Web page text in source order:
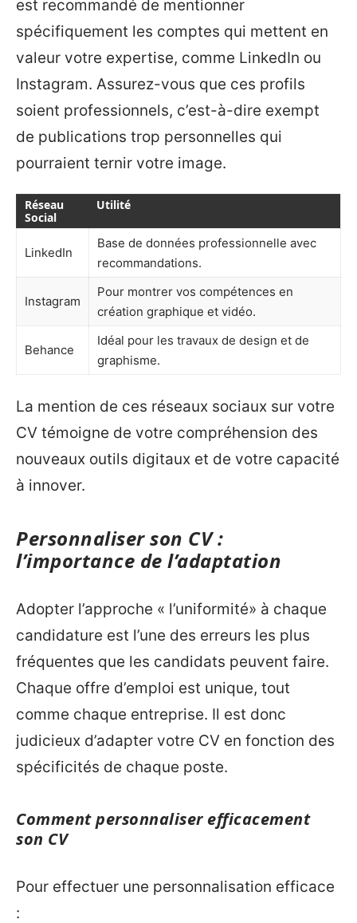
est recommandé de mentionner
spécifiquement les comptes qui mettent en
valeur votre expertise, comme LinkedIn ou
Instagram. Assurez-vous que ces profils
soient professionnels, c’est-à-dire exempt
de publications trop personnelles qui
pourraient ternir votre image.
Réseau
Social
Utilité
LinkedIn
Base de données professionnelle avec
recommandations.
Instagram
Pour montrer vos compétences en
création graphique et vidéo.
Behance
Idéal pour les travaux de design et de
graphisme.
La mention de ces réseaux sociaux sur votre
CV témoigne de votre compréhension des
nouveaux outils digitaux et de votre capacité
à innover.
Personnaliser son CV :
l’importance de l’adaptation
Adopter l’approche « l’uniformité» à chaque
candidature est l’une des erreurs les plus
fréquentes que les candidats peuvent faire.
Chaque offre d’emploi est unique, tout
comme chaque entreprise. Il est donc
judicieux d’adapter votre CV en fonction des
spécificités de chaque poste.
Comment personnaliser efficacement
son CV
Pour effectuer une personnalisation efficace
: